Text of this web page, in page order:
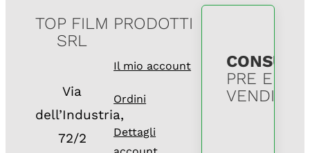
TOP FILM
SRL
Via
dell’Industria,
72/2
PRODOTTI
Il mio account
Ordini
Dettagli
PRE E
VENDITA